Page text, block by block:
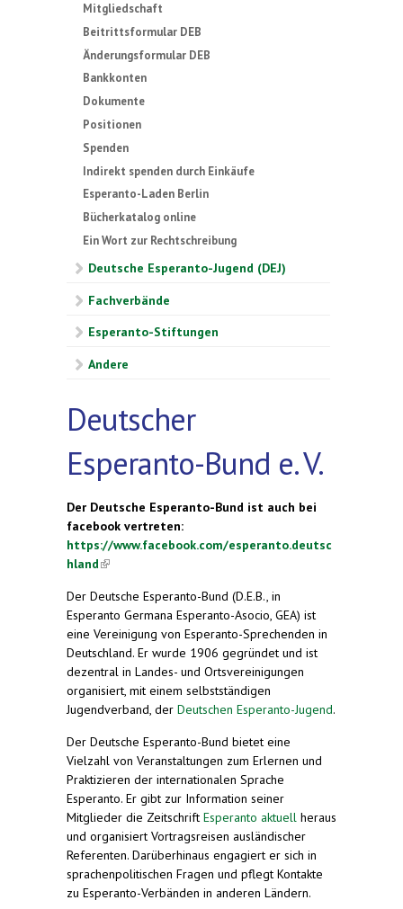
Mitgliedschaft
Beitrittsformular DEB
Änderungsformular DEB
Bankkonten
Dokumente
Positionen
Spenden
Indirekt spenden durch Einkäufe
Esperanto-Laden Berlin
Bücherkatalog online
Ein Wort zur Rechtschreibung
Deutsche Esperanto-Jugend (DEJ)
Fachverbände
Esperanto-Stiftungen
Andere
Deutscher
Esperanto-Bund e. V.
Der Deutsche Esperanto-Bund ist auch bei
facebook vertreten:
https://www.facebook.com/esperanto.deutsc
hland(link is external)
Der Deutsche Esperanto-Bund (D.E.B., in
Esperanto Germana Esperanto-Asocio, GEA) ist
eine Vereinigung von Esperanto-Sprechenden in
Deutschland. Er wurde 1906 gegründet und ist
dezentral in Landes- und Ortsvereinigungen
organisiert, mit einem selbstständigen
Jugendverband, der Deutschen Esperanto-Jugend.
Der Deutsche Esperanto-Bund bietet eine
Vielzahl von Veranstaltungen zum Erlernen und
Praktizieren der internationalen Sprache
Esperanto. Er gibt zur Information seiner
Mitglieder die Zeitschrift Esperanto aktuell heraus
und organisiert Vortragsreisen ausländischer
Referenten. Darüberhinaus engagiert er sich in
sprachenpolitischen Fragen und pflegt Kontakte
zu Esperanto-Verbänden in anderen Ländern.